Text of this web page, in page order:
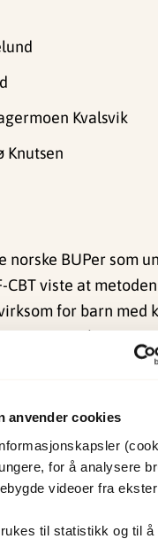
anvender cookies
for å analysere
videoer fra
til statistikk og til å
Kvalsvik
Knutsen
norske BUPer som
CBT viste at
for barn med
stress-
her). Andre
varte fra
om
her). Ved